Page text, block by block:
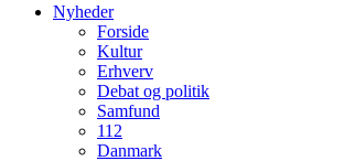
Nyheder
Forside
Kultur
Erhverv
Debat og politik
Samfund
112
Danmark